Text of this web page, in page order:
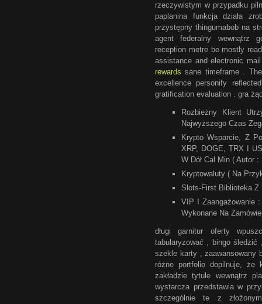
rzeczywistym w przypadku
paplanina funkcja działa
przystępny thingumabob na
agent federalny wewnątrz
reception metre be mostly
assistance and electronic
rewards sane timeframe .
excellence personify
gratification evaluation . gra
Rozbieżny Klient
Najwyższego Czas
Krypto Wsparcie, Z
XRP, DOGE, TRX I
W Dół Cal Min ( Autor
Kryptowaluty ( Na
Slots-First Biblioteka Z
VIP I Zaangażowanie
Wykonane Na
długi garnitur oferty
tabularyzować , bingo śledzić
szekle karty , zaawansowany
różne portfolio dopilnuje, że
zakładzie tytule wewnątrz
wystarcza przedstawia w
szczególnie te z